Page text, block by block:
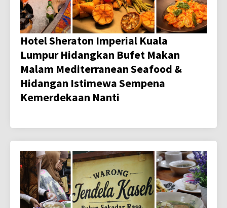
Hotel Sheraton Imperial Kuala
Lumpur Hidangkan Bufet Makan
Malam Mediterranean Seafood &
Hidangan Istimewa Sempena
Kemerdekaan Nanti